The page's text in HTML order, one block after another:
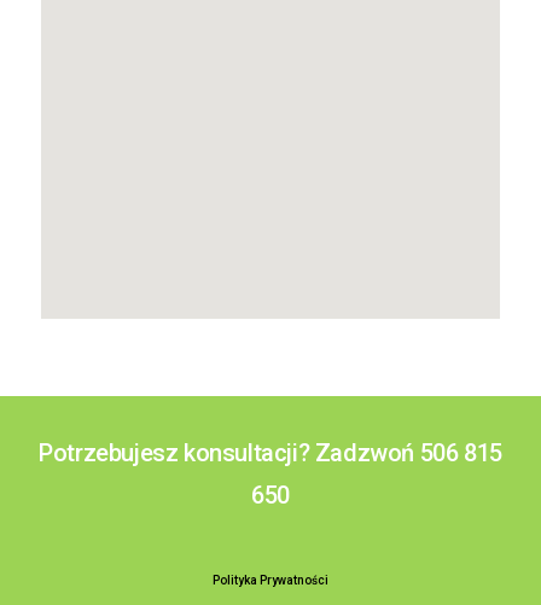
Potrzebujesz konsultacji? Zadzwoń 506 815
650
Polityka Prywatności